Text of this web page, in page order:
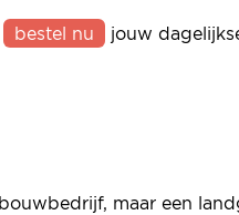
bestel nu
jouw
maar een